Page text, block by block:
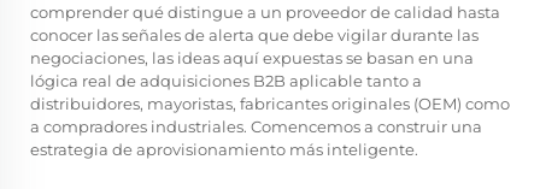
comprender qué distingue a un proveedor de calidad hasta
conocer las señales de alerta que debe vigilar durante las
negociaciones, las ideas aquí expuestas se basan en una
lógica real de adquisiciones B2B aplicable tanto a
distribuidores, mayoristas, fabricantes originales (OEM) como
a compradores industriales. Comencemos a construir una
estrategia de aprovisionamiento más inteligente.